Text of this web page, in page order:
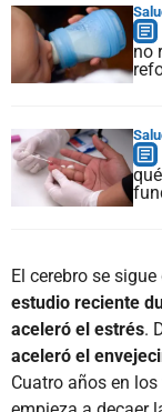
no
El cerebro se
estudio reciente
aceleró el estrés.
aceleró el
Cuatro años en